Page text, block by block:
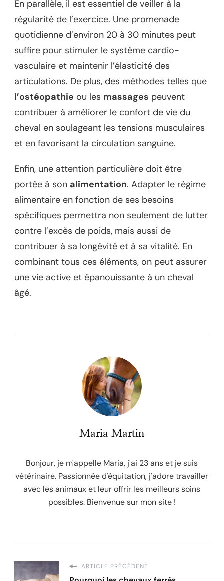
En parallèle, il est essentiel de veiller à la
régularité de l’exercice. Une promenade
quotidienne d’environ 20 à 30 minutes peut
suffire pour stimuler le système cardio-
vasculaire et maintenir l’élasticité des
articulations. De plus, des méthodes telles que
l’ostéopathie ou les massages peuvent
contribuer à améliorer le confort de vie du
cheval en soulageant les tensions musculaires
et en favorisant la circulation sanguine.
Enfin, une attention particulière doit être
portée à son alimentation. Adapter le régime
alimentaire en fonction de ses besoins
spécifiques permettra non seulement de lutter
contre l’excès de poids, mais aussi de
contribuer à sa longévité et à sa vitalité. En
combinant tous ces éléments, on peut assurer
une vie active et épanouissante à un cheval
âgé.
Maria Martin
Bonjour, je m'appelle Maria, j'ai 23 ans et je suis
vétérinaire. Passionnée d'équitation, j'adore travailler
avec les animaux et leur offrir les meilleurs soins
possibles. Bienvenue sur mon site !
ARTICLE PRÉCÉDENT